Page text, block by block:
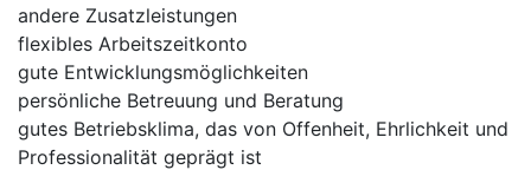
andere Zusatzleistungen
flexibles Arbeitszeitkonto
gute Entwicklungsmöglichkeiten
persönliche Betreuung und Beratung
gutes Betriebsklima, das von Offenheit, Ehrlichkeit und
Professionalität geprägt ist